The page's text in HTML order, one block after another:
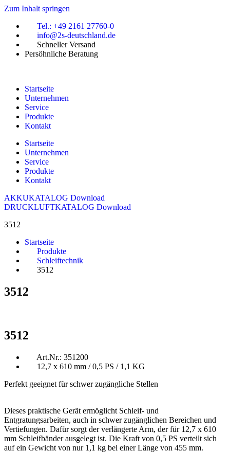
Zum Inhalt springen
Tel.: +49 2161 27760-0
info@2s-deutschland.de
Schneller Versand
Persöhnliche Beratung
Startseite
Unternehmen
Service
Produkte
Kontakt
Startseite
Unternehmen
Service
Produkte
Kontakt
AKKUKATALOG Download
DRUCKLUFTKATALOG Download
3512
Startseite
Produkte
Schleiftechnik
3512
3512
3512
Art.Nr.: 351200
12,7 x 610 mm / 0,5 PS / 1,1 KG
Perfekt geeignet für schwer zugängliche Stellen
Dieses praktische Gerät ermöglicht Schleif- und
Entgratungsarbeiten, auch in schwer zugänglichen Bereichen und
Vertiefungen. Dafür sorgt der verlängerte Arm, der für 12,7 x 610
mm Schleifbänder ausgelegt ist. Die Kraft von 0,5 PS verteilt sich
auf ein Gewicht von nur 1,1 kg bei einer Länge von 455 mm.